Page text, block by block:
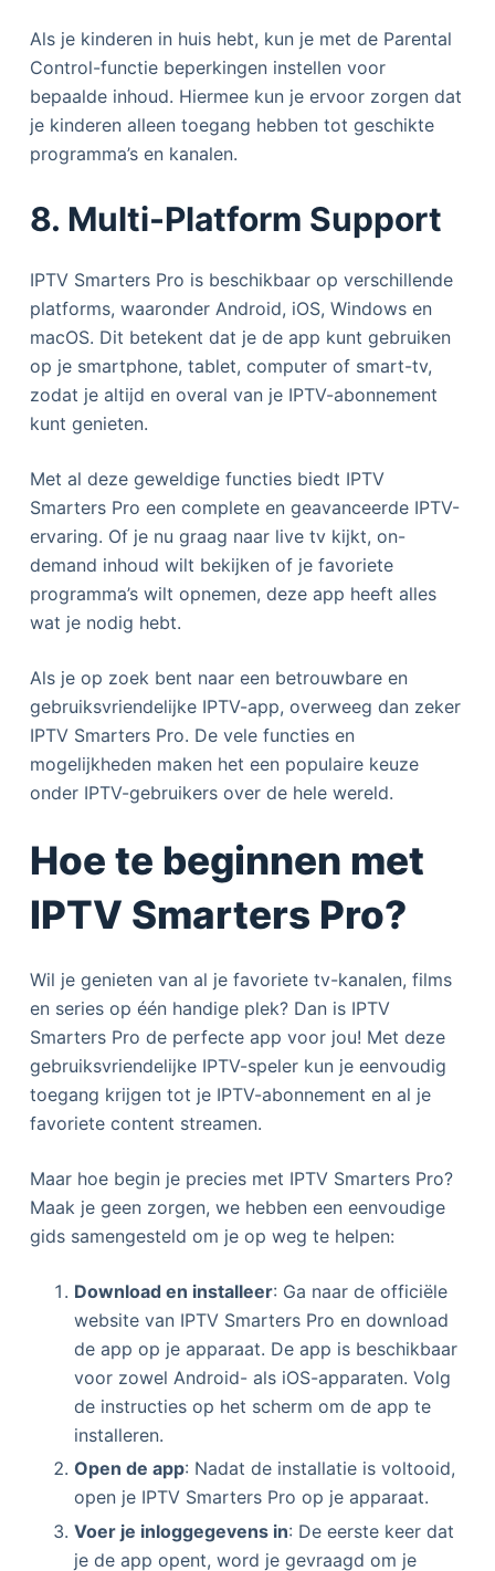
Als je kinderen in huis hebt, kun je met de Parental
Control-functie beperkingen instellen voor
bepaalde inhoud. Hiermee kun je ervoor zorgen dat
je kinderen alleen toegang hebben tot geschikte
programma’s en kanalen.
8. Multi-Platform Support
IPTV Smarters Pro is beschikbaar op verschillende
platforms, waaronder Android, iOS, Windows en
macOS. Dit betekent dat je de app kunt gebruiken
op je smartphone, tablet, computer of smart-tv,
zodat je altijd en overal van je IPTV-abonnement
kunt genieten.
Met al deze geweldige functies biedt IPTV
Smarters Pro een complete en geavanceerde IPTV-
ervaring. Of je nu graag naar live tv kijkt, on-
demand inhoud wilt bekijken of je favoriete
programma’s wilt opnemen, deze app heeft alles
wat je nodig hebt.
Als je op zoek bent naar een betrouwbare en
gebruiksvriendelijke IPTV-app, overweeg dan zeker
IPTV Smarters Pro. De vele functies en
mogelijkheden maken het een populaire keuze
onder IPTV-gebruikers over de hele wereld.
Hoe te beginnen met
IPTV Smarters Pro?
Wil je genieten van al je favoriete tv-kanalen, films
en series op één handige plek? Dan is IPTV
Smarters Pro de perfecte app voor jou! Met deze
gebruiksvriendelijke IPTV-speler kun je eenvoudig
toegang krijgen tot je IPTV-abonnement en al je
favoriete content streamen.
Maar hoe begin je precies met IPTV Smarters Pro?
Maak je geen zorgen, we hebben een eenvoudige
gids samengesteld om je op weg te helpen:
Download en installeer: Ga naar de officiële
website van IPTV Smarters Pro en download
de app op je apparaat. De app is beschikbaar
voor zowel Android- als iOS-apparaten. Volg
de instructies op het scherm om de app te
installeren.
Open de app: Nadat de installatie is voltooid,
open je IPTV Smarters Pro op je apparaat.
Voer je inloggegevens in: De eerste keer dat
je de app opent, word je gevraagd om je